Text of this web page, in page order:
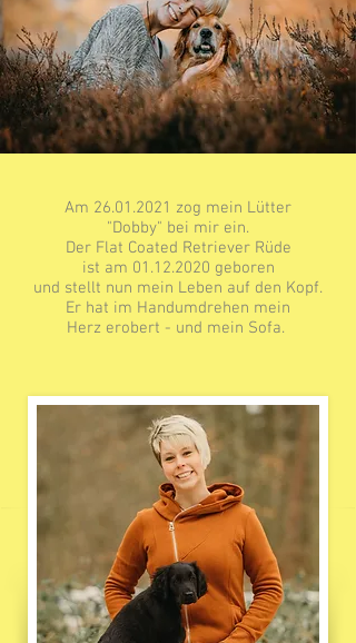
Am 26.01.2021 zog mein Lütter
"Dobby" bei mir ein.
Der Flat Coated Retriever Rüde
ist am 01.12.2020 geboren
und stellt nun mein Leben auf den Kopf.
Er hat im Handumdrehen mein
Herz erobert - und mein Sofa.